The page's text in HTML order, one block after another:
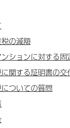
の減額
ションに対する
関する証明書の交
ついての質問